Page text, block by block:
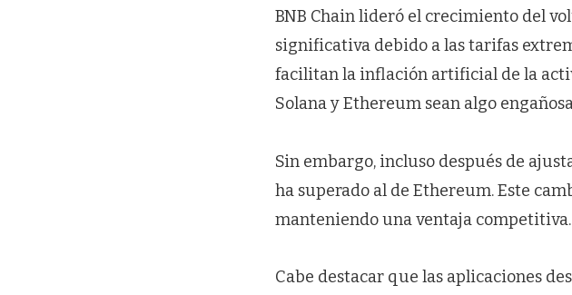
BNB Chain lideró el crecimiento del
significativa debido a las tarifas
facilitan la inflación artificial de la
Solana y Ethereum sean algo
Sin embargo, incluso después de
ha superado al de Ethereum. Este
manteniendo una ventaja competitiva.
Cabe destacar que las aplicaciones